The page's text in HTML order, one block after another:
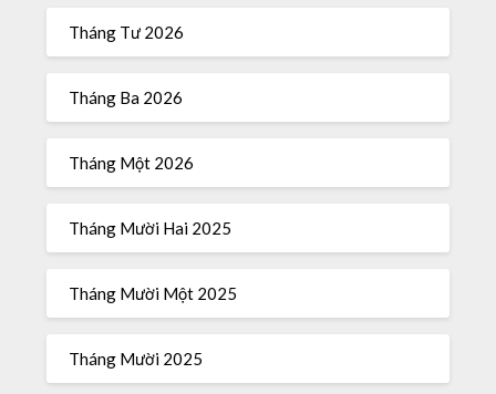
Tháng Tư 2026
Tháng Ba 2026
Tháng Một 2026
Tháng Mười Hai 2025
Tháng Mười Một 2025
Tháng Mười 2025